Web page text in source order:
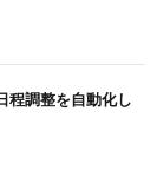
程調整を自動化し